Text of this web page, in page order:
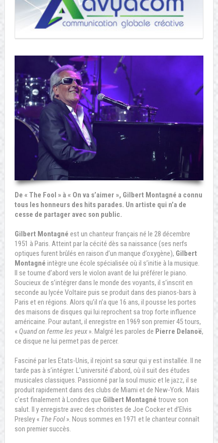
De « The Fool » à « On va s’aimer », Gilbert Montagné a connu
tous les honneurs des hits parades. Un artiste qui n’a de
cesse de partager avec son public.
Gilbert Montagné est un chanteur français né le 28 décembre
1951 à Paris. Atteint par la cécité dès sa naissance (ses nerfs
optiques furent brûlés en raison d’un manque d’oxygène), Gilbert
Montagné intègre une école spécialisée où il s’initie à la musique.
Il se tourne d’abord vers le violon avant de lui préférer le piano.
Soucieux de s’intégrer dans le monde des voyants, il s’inscrit en
seconde au lycée Voltaire puis se produit dans des pianos-bars à
Paris et en régions. Alors qu’il n’a que 16 ans, il pousse les portes
des maisons de disques qui lui reprochent sa trop forte influence
américaine. Pour autant, il enregistre en 1969 son premier 45 tours,
« Quand on ferme les yeux». Malgré les paroles de Pierre Delanoë,
ce disque ne lui permet pas de percer.
Fasciné par les Etats-Unis, il rejoint sa sœur qui y est installée. Il ne
tarde pas à s’intégrer. L’université d’abord, où il suit des études
musicales classiques. Passionné par la soul music et le jazz, il se
produit rapidement dans des clubs de Miami et de New-York. Mais
c’est finalement à Londres que Gilbert Montagné trouve son
salut. Il y enregistre avec des choristes de Joe Cocker et d’Elvis
Presley « The Fool». Nous sommes en 1971 et le chanteur connaît
son premier succès.